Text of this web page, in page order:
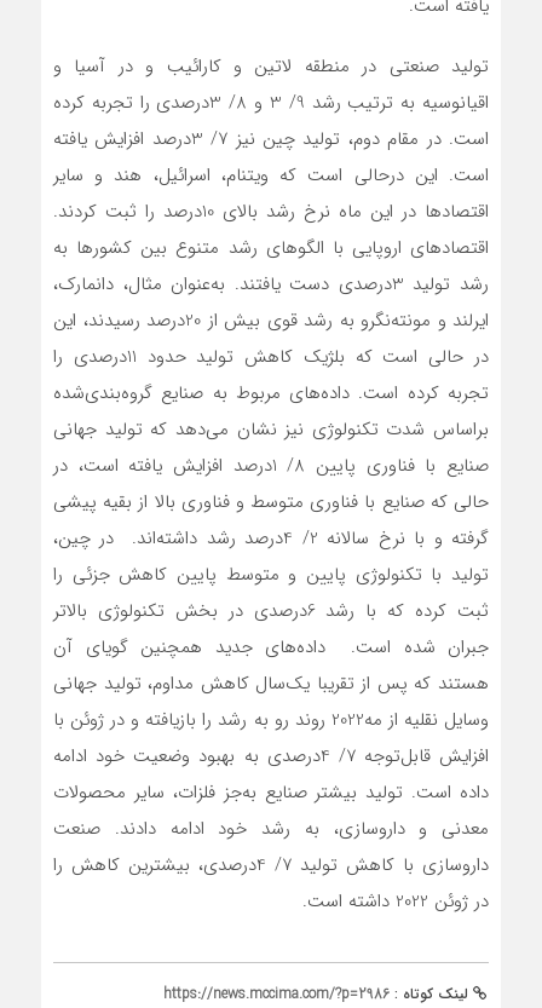
یافته است.
تولید صنعتی در منطقه لاتین و کارائیب و در آسیا و
اقیانوسیه به ترتیب رشد 9/ 3 و 8/ 3درصدی را تجربه کرده
است. در مقام دوم، تولید چین نیز 7/ 3‌درصد افزایش یافته
است. این درحالی است که ویتنام، اسرائیل، هند و سایر
اقتصادها در این ماه نرخ رشد بالای 10‌درصد را ثبت کردند.
اقتصادهای اروپایی با الگوهای رشد متنوع بین کشورها به
رشد تولید 3درصدی دست یافتند. به‌عنوان مثال، دانمارک،
ایرلند و مونته‌نگرو به رشد قوی بیش از 20‌درصد رسیدند، این
در حالی است که بلژیک کاهش تولید حدود 11درصدی را
تجربه کرده است. داده‌‌‌های مربوط به صنایع گروه‌‌‌بندی‌‌‌شده
براساس شدت تکنولوژی نیز نشان می‌دهد که تولید جهانی
صنایع با فناوری پایین 8/ 1‌درصد افزایش یافته است، در
حالی که صنایع با فناوری متوسط و فناوری بالا از بقیه پیشی
گرفته و با نرخ سالانه 2/ 4‌درصد رشد داشته‌‌‌اند. در چین،
تولید با تکنولوژی پایین و متوسط پایین کاهش جزئی را
ثبت کرده که با رشد 6درصدی در بخش تکنولوژی بالاتر
جبران شده است. داده‌‌‌های جدید همچنین گویای آن
هستند که پس از تقریبا یک‌سال کاهش مداوم، تولید جهانی
وسایل نقلیه از مه‌2022 روند رو به رشد را بازیافته و در ژوئن با
افزایش قابل‌توجه 7/ 4درصدی به بهبود وضعیت خود ادامه
داده است. تولید بیشتر صنایع به‌جز فلزات، سایر محصولات
معدنی و داروسازی، به رشد خود ادامه دادند. صنعت
داروسازی با کاهش تولید 7/ 4درصدی، بیشترین کاهش را
در ژوئن 2022 داشته است.
لینک کوتاه : https://news.mccima.com/?p=2986